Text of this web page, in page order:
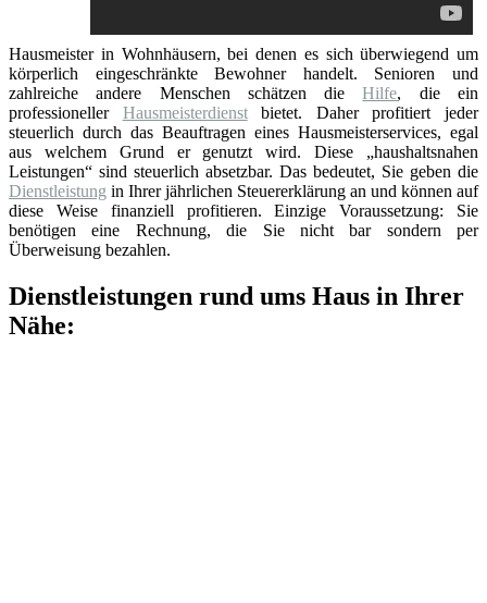
Hausmeister in Wohnhäusern, bei denen es sich überwiegend um
körperlich eingeschränkte Bewohner handelt. Senioren und
zahlreiche andere Menschen schätzen dieHilfe, die ein
professioneller Hausmeisterdienstbietet. Daher profitiert jeder
steuerlich durch das Beauftragen eines Hausmeisterservices, egal
aus welchem Grund er genutzt wird. Diese „haushaltsnahen
Leistungen“ sind steuerlich absetzbar. Das bedeutet, Sie geben die
Dienstleistung in Ihrer jährlichen Steuererklärung an und können auf
diese Weise finanziell profitieren. Einzige Voraussetzung: Sie
benötigen eine Rechnung, die Sie nicht bar sondern per
Überweisung bezahlen.
Dienstleistungen rund ums Haus in Ihrer
Nähe: